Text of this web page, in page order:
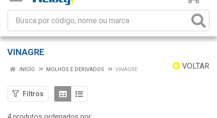
VINAGRE
VOLTAR
INÍCIO MOLHOS E DERIVADOS VINAGRE
Filtros